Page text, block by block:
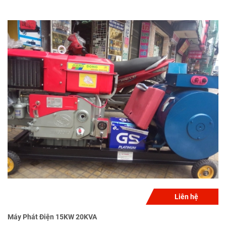
Liên hệ
Máy Phát Điện 15KW 20KVA